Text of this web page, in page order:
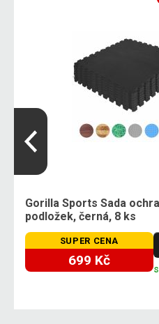
Gorilla Sports Sada
podložek, černá, 8 ks
SUPER CENA
699 Kč